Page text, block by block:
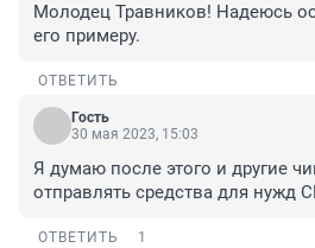
Молодец Травников! Надеюсь
его примеру.
ОТВЕТИТЬ
Гость
30 мая 2023, 15:03
Я думаю после этого и другие
отправлять средства для нужд
ОТВЕТИТЬ 1